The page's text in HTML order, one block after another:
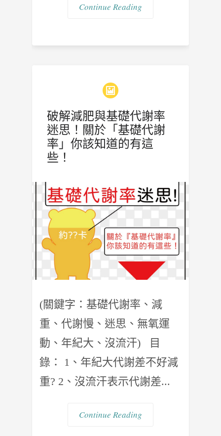
Continue Reading
破解減肥與基礎代謝率
迷思！關於「基礎代謝
率」你該知道的有這
些！
(關鍵字：基礎代謝率、減
重、代謝慢、迷思、無氧運
動、年紀大、沒流汗) 目
錄： 1、年紀大代謝差不好減
重? 2、沒流汗表示代謝差...
Continue Reading